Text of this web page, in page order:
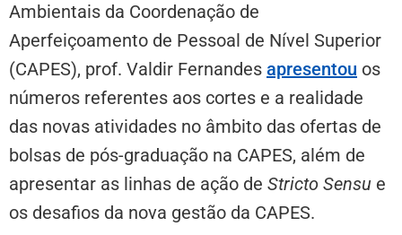
Ambientais da Coordenação de
Aperfeiçoamento de Pessoal de Nível Superior
(CAPES), prof. Valdir Fernandes apresentou os
números referentes aos cortes e a realidade
das novas atividades no âmbito das ofertas de
bolsas de pós-graduação na CAPES, além de
apresentar as linhas de ação de Stricto Sensu e
os desafios da nova gestão da CAPES.